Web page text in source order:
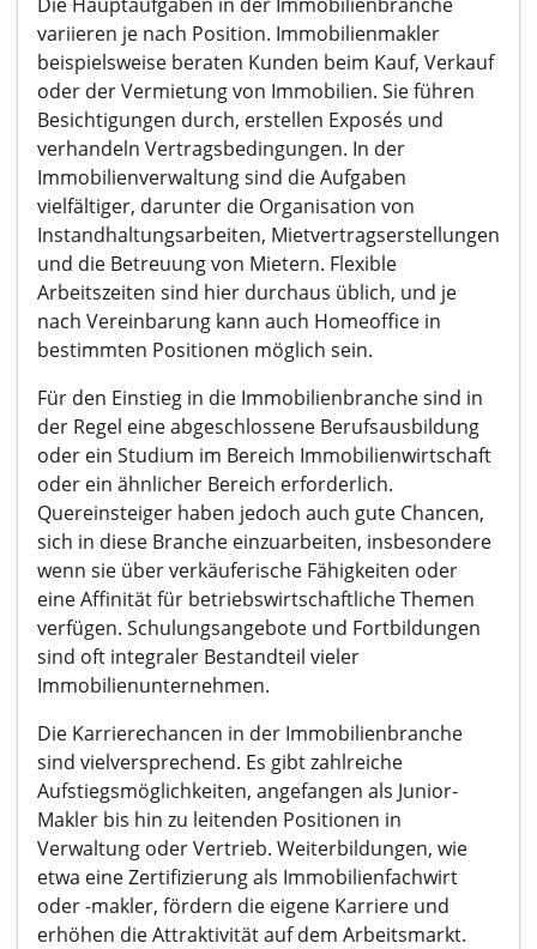
variieren je nach Position. Immobilienmakler
beispielsweise beraten Kunden beim Kauf, Verkauf
oder der Vermietung von Immobilien. Sie führen
Besichtigungen durch, erstellen Exposés und
verhandeln Vertragsbedingungen. In der
Immobilienverwaltung sind die Aufgaben
vielfältiger, darunter die Organisation von
Instandhaltungsarbeiten, Mietvertragserstellungen
und die Betreuung von Mietern. Flexible
Arbeitszeiten sind hier durchaus üblich, und je
nach Vereinbarung kann auch Homeoffice in
bestimmten Positionen möglich sein.
Für den Einstieg in die Immobilienbranche sind in
der Regel eine abgeschlossene Berufsausbildung
oder ein Studium im Bereich Immobilienwirtschaft
oder ein ähnlicher Bereich erforderlich.
Quereinsteiger haben jedoch auch gute Chancen,
sich in diese Branche einzuarbeiten, insbesondere
wenn sie über verkäuferische Fähigkeiten oder
eine Affinität für betriebswirtschaftliche Themen
verfügen. Schulungsangebote und Fortbildungen
sind oft integraler Bestandteil vieler
Immobilienunternehmen.
Die Karrierechancen in der Immobilienbranche
sind vielversprechend. Es gibt zahlreiche
Aufstiegsmöglichkeiten, angefangen als Junior-
Makler bis hin zu leitenden Positionen in
Verwaltung oder Vertrieb. Weiterbildungen, wie
etwa eine Zertifizierung als Immobilienfachwirt
oder -makler, fördern die eigene Karriere und
erhöhen die Attraktivität auf dem Arbeitsmarkt.